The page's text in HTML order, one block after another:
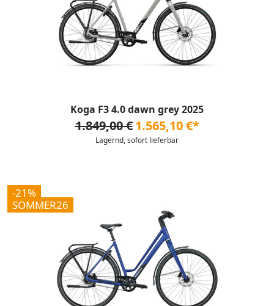
Koga F3 4.0 dawn grey 2025
1.849,00 € 1.565,10 €*
Lagernd, sofort lieferbar
-21%
SOMMER26